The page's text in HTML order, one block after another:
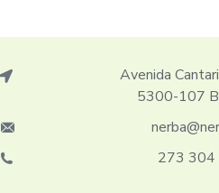
Avenida
5300-107
273 304